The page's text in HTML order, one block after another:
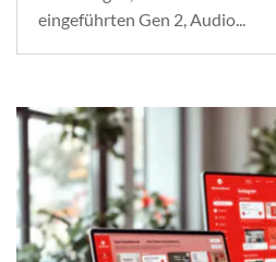
eingeführten Gen 2, Audio...